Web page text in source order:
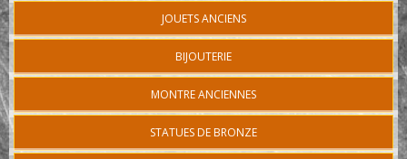
JOUETS ANCIENS
BIJOUTERIE
MONTRE ANCIENNES
STATUES DE BRONZE